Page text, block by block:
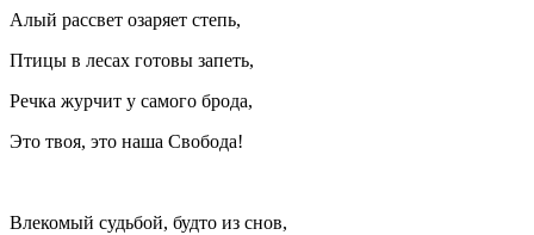
Алый рассвет озаряет степь,
Птицы в лесах готовы запеть,
Речка журчит у самого брода,
Это твоя, это наша Свобода!
Влекомый судьбой, будто из снов,